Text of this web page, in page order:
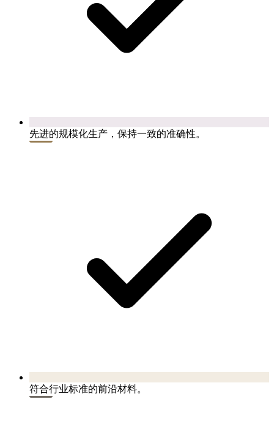
先进的规模化生产，保持一致的准确性。
符合行业标准的前沿材料。